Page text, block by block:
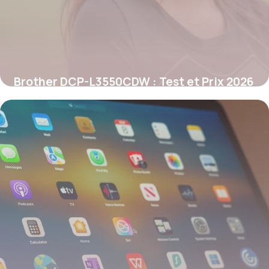
Brother DCP-L3550CDW : Test et Prix 2026
25 mai 2026